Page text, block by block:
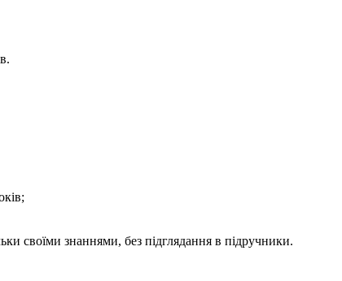
своїми знаннями, без підглядання в підручники.